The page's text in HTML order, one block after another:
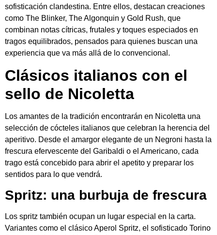
sofisticación clandestina. Entre ellos, destacan creaciones
como The Blinker, The Algonquin y Gold Rush, que
combinan notas cítricas, frutales y toques especiados en
tragos equilibrados, pensados para quienes buscan una
experiencia que va más allá de lo convencional.
Clásicos italianos con el
sello de Nicoletta
Los amantes de la tradición encontrarán en Nicoletta una
selección de cócteles italianos que celebran la herencia del
aperitivo. Desde el amargor elegante de un Negroni hasta la
frescura efervescente del Garibaldi o el Americano, cada
trago está concebido para abrir el apetito y preparar los
sentidos para lo que vendrá.
Spritz: una burbuja de frescura
Los spritz también ocupan un lugar especial en la carta.
Variantes como el clásico Aperol Spritz, el sofisticado Torino